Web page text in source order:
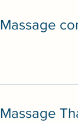
Massage
Massage